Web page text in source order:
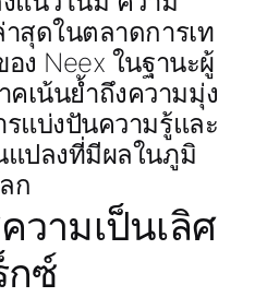
สุดในตลาดการเท
ง Neex ในฐานะผู้
เน้นย้ำถึงความมุ่ง
รแบ่งปันความรู้และ
แปลงที่มีผลในภูมิ
ก
วามเป็นเลิศ
กซ์